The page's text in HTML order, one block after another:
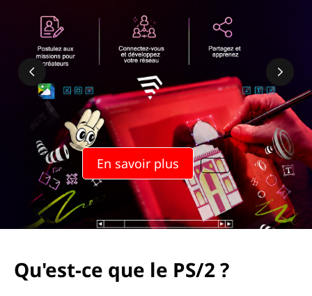
En savoir plus
Qu'est-ce que le PS/2 ?